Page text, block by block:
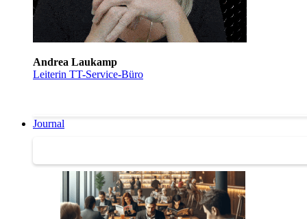
Andrea Laukamp
Leiterin TT-Service-Büro
Journal